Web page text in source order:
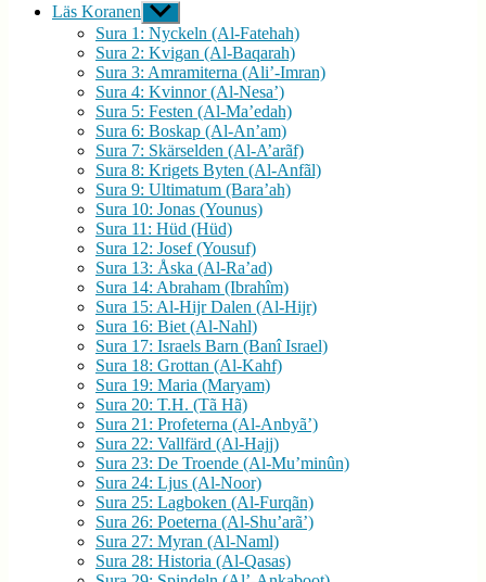
Läs Koranen Visa
undermeny
Sura 1: Nyckeln (Al-Fatehah)
Sura 2: Kvigan (Al-Baqarah)
Sura 3: Amramiterna (Ali’-Imran)
Sura 4: Kvinnor (Al-Nesa’)
Sura 5: Festen (Al-Ma’edah)
Sura 6: Boskap (Al-An’am)
Sura 7: Skärselden (Al-A’arãf)
Sura 8: Krigets Byten (Al-Anfãl)
Sura 9: Ultimatum (Bara’ah)
Sura 10: Jonas (Younus)
Sura 11: Hüd (Hüd)
Sura 12: Josef (Yousuf)
Sura 13: Åska (Al-Ra’ad)
Sura 14: Abraham (Ibrahîm)
Sura 15: Al-Hijr Dalen (Al-Hijr)
Sura 16: Biet (Al-Nahl)
Sura 17: Israels Barn (Banî Israel)
Sura 18: Grottan (Al-Kahf)
Sura 19: Maria (Maryam)
Sura 20: T.H. (Tã Hã)
Sura 21: Profeterna (Al-Anbyã’)
Sura 22: Vallfärd (Al-Hajj)
Sura 23: De Troende (Al-Mu’minûn)
Sura 24: Ljus (Al-Noor)
Sura 25: Lagboken (Al-Furqãn)
Sura 26: Poeterna (Al-Shu’arã’)
Sura 27: Myran (Al-Naml)
Sura 28: Historia (Al-Qasas)